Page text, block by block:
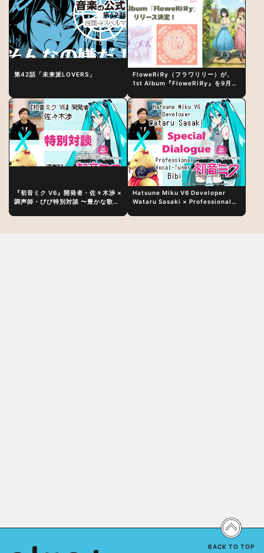
第42話「未来派LOVERS」
FloweRiЯy（フラワリリー）が、
1st Album『FloweRiЯy』を9月23
『初音ミク V6』開発者・佐々木渉 ×
調声師・びび特別対談 〜豊かな歌声
Hatsune Miku V6 Developer
Wataru Sasaki × Professional
BACK TO TOP